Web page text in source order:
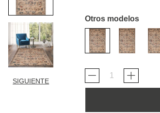
SIGUIENTE
Otros modelos